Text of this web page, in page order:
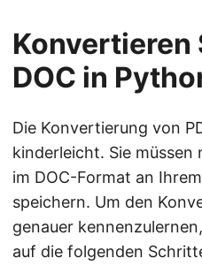
Konvertieren
DOC in
Die Konvertierung von
kinderleicht. Sie müssen
im DOC-Format an
speichern. Um den
genauer
auf die folgenden